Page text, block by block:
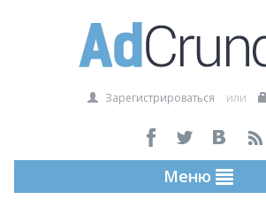
Зарегистрироваться или
Меню